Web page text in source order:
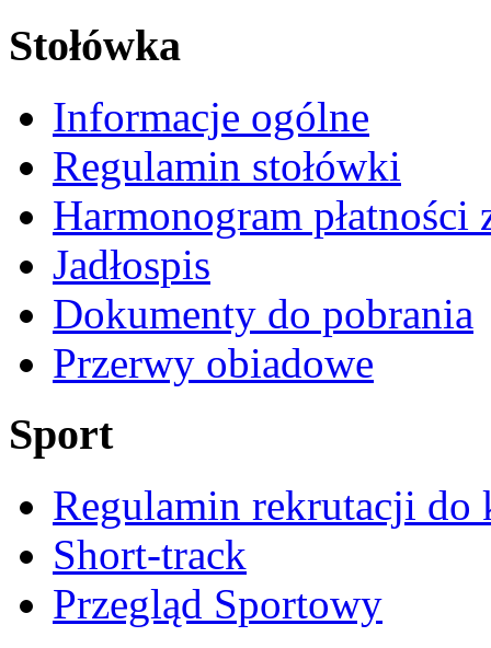
Stołówka
Informacje ogólne
Regulamin stołówki
Harmonogram płatności
Jadłospis
Dokumenty do pobrania
Przerwy obiadowe
Sport
Regulamin rekrutacji do
Short-track
Przegląd Sportowy